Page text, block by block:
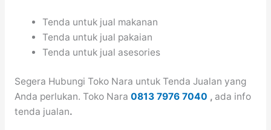
Tenda untuk jual makanan
Tenda untuk jual pakaian
Tenda untuk jual asesories
Segera Hubungi Toko Nara untuk Tenda Jualan yang
Anda perlukan. Toko Nara 0813 7976 7040 , ada info
tenda jualan.